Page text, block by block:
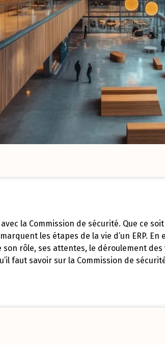
la Commission de sécurité. Que ce
les étapes de la vie d’un ERP. En
rôle, ses attentes, le déroulement
faut savoir sur la Commission de